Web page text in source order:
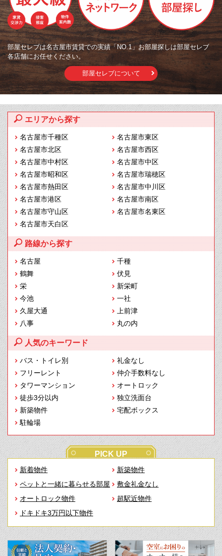
部屋セレブは名古屋市賃貸での実績「NO.1」お部屋探しは部屋セレブ
各店舗にお任せください。
部屋セレブについて
エリアから探す
名古屋市千種区
名古屋市東区
名古屋市北区
名古屋市西区
名古屋市中村区
名古屋市中区
名古屋市昭和区
名古屋市瑞穂区
名古屋市熱田区
名古屋市中川区
名古屋市港区
名古屋市南区
名古屋市守山区
名古屋市名東区
名古屋市天白区
路線から探す
名古屋
千種
鶴舞
伏見
栄
新栄町
今池
一社
久屋大通
上前津
八事
丸の内
人気のキーワード
バス・トイレ別
礼金なし
フリーレント
仲介手数料なし
タワーマンション
オートロック
徒歩3分以内
独立洗面台
新築物件
宅配ボックス
駐輪場
PICK UP
新着物件
新築物件
ペットと一緒に暮らせる部屋
敷金礼金なし
オートロック物件
超駅近物件
ドキドキ3万円以下物件